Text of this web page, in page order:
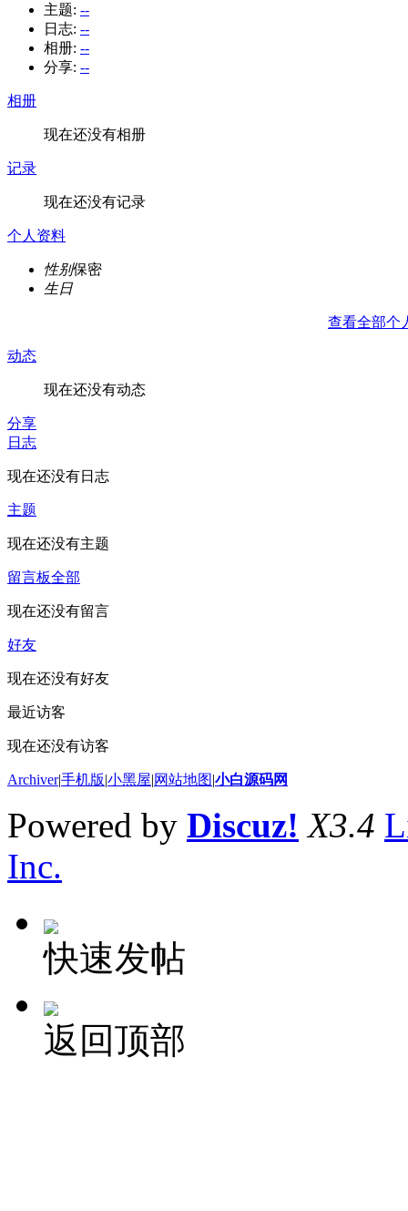
主题: --
日志: --
相册: --
分享: --
相册
现在还没有相册
记录
现在还没有记录
个人资料
性别保密
生日
查看全部个
动态
现在还没有动态
分享
日志
现在还没有日志
主题
现在还没有主题
留言板全部
现在还没有留言
好友
现在还没有好友
最近访客
现在还没有访客
Archiver|手机版|小黑屋|网站地图|小白源码网
Powered by Discuz! X3.4
Inc.
快速发帖
返回顶部